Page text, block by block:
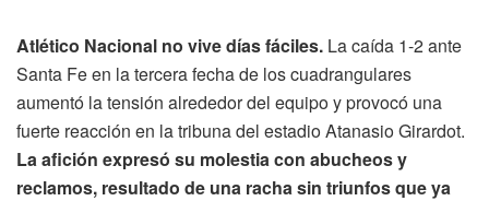
Atlético Nacional no vive días fáciles. La caída 1-2 ante
Santa Fe en la tercera fecha de los cuadrangulares
aumentó la tensión alrededor del equipo y provocó una
fuerte reacción en la tribuna del estadio Atanasio Girardot.
La afición expresó su molestia con abucheos y
reclamos, resultado de una racha sin triunfos que ya